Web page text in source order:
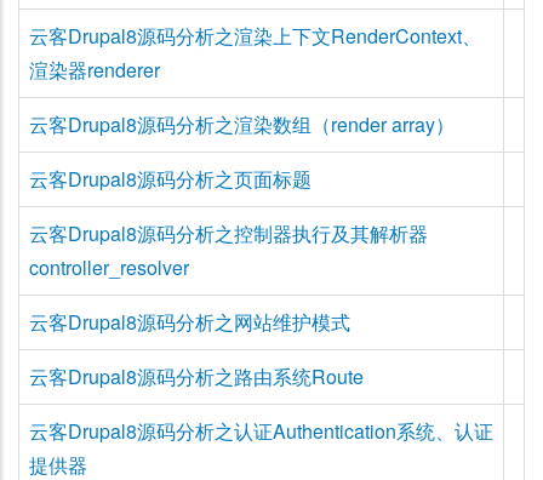
云客Drupal8源码分析之渲染上下文RenderContext、
渲染器renderer
云客Drupal8源码分析之渲染数组（render array）
云客Drupal8源码分析之页面标题
云客Drupal8源码分析之控制器执行及其解析器
controller_resolver
云客Drupal8源码分析之网站维护模式
云客Drupal8源码分析之路由系统Route
云客Drupal8源码分析之认证Authentication系统、认证
提供器